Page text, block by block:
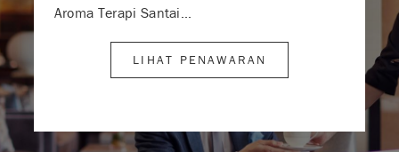
Aroma Terapi Santai...
LIHAT PENAWARAN